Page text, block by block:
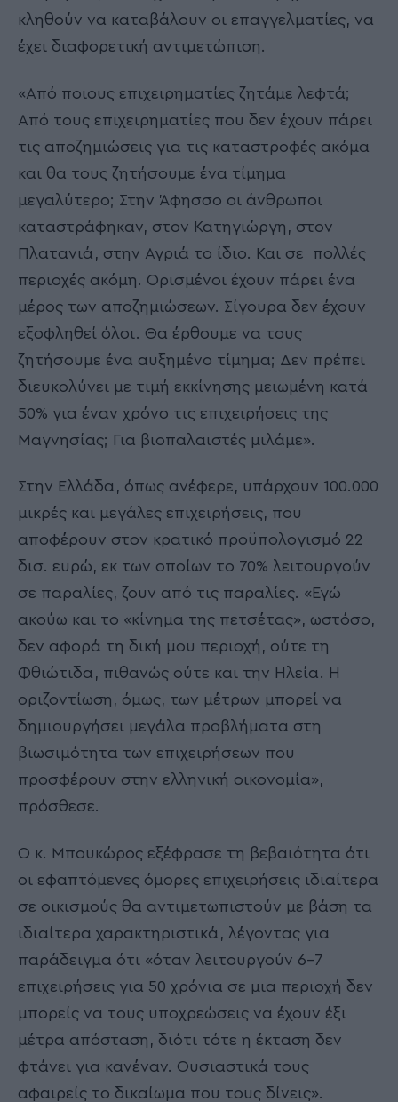
κληθούν να καταβάλουν οι επαγγελματίες, να
έχει διαφορετική αντιμετώπιση.
«Από ποιους επιχειρηματίες ζητάμε λεφτά;
Από τους επιχειρηματίες που δεν έχουν πάρει
τις αποζημιώσεις για τις καταστροφές ακόμα
και θα τους ζητήσουμε ένα τίμημα
μεγαλύτερο; Στην Άφησσο οι άνθρωποι
καταστράφηκαν, στον Κατηγιώργη, στον
Πλατανιά, στην Αγριά το ίδιο. Και σε πολλές
περιοχές ακόμη. Ορισμένοι έχουν πάρει ένα
μέρος των αποζημιώσεων. Σίγουρα δεν έχουν
εξοφληθεί όλοι. Θα έρθουμε να τους
ζητήσουμε ένα αυξημένο τίμημα; Δεν πρέπει
διευκολύνει με τιμή εκκίνησης μειωμένη κατά
50% για έναν χρόνο τις επιχειρήσεις της
Μαγνησίας; Για βιοπαλαιστές μιλάμε».
Στην Ελλάδα, όπως ανέφερε, υπάρχουν 100.000
μικρές και μεγάλες επιχειρήσεις, που
αποφέρουν στον κρατικό προϋπολογισμό 22
δισ. ευρώ, εκ των οποίων το 70% λειτουργούν
σε παραλίες, ζουν από τις παραλίες. «Εγώ
ακούω και το «κίνημα της πετσέτας», ωστόσο,
δεν αφορά τη δική μου περιοχή, ούτε τη
Φθιώτιδα, πιθανώς ούτε και την Ηλεία. Η
οριζοντίωση, όμως, των μέτρων μπορεί να
δημιουργήσει μεγάλα προβλήματα στη
βιωσιμότητα των επιχειρήσεων που
προσφέρουν στην ελληνική οικονομία»,
πρόσθεσε.
Ο κ. Μπουκώρος εξέφρασε τη βεβαιότητα ότι
οι εφαπτόμενες όμορες επιχειρήσεις ιδιαίτερα
σε οικισμούς θα αντιμετωπιστούν με βάση τα
ιδιαίτερα χαρακτηριστικά, λέγοντας για
παράδειγμα ότι «όταν λειτουργούν 6-7
επιχειρήσεις για 50 χρόνια σε μια περιοχή δεν
μπορείς να τους υποχρεώσεις να έχουν έξι
μέτρα απόσταση, διότι τότε η έκταση δεν
φτάνει για κανέναν. Ουσιαστικά τους
αφαιρείς το δικαίωμα που τους δίνεις».